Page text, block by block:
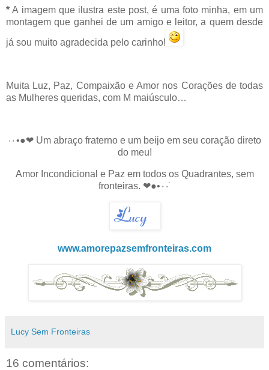
* A imagem que ilustra este post, é uma foto minha, em um
montagem que ganhei de um amigo e leitor, a quem desde
já sou muito agradecida pelo carinho!
Muita Luz, Paz, Compaixão e Amor nos Corações de todas
as Mulheres queridas, com M maiúsculo…
·٠•●❤ Um abraço fraterno e um beijo em seu coração direto
do meu!
Amor Incondicional e Paz em todos os Quadrantes, sem
fronteiras. ❤●•٠·˙
www.amorepazsemfronteiras.com
Lucy Sem Fronteiras
16 comentários: